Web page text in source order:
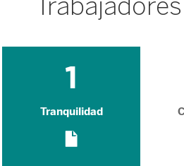
1
Tranquilidad